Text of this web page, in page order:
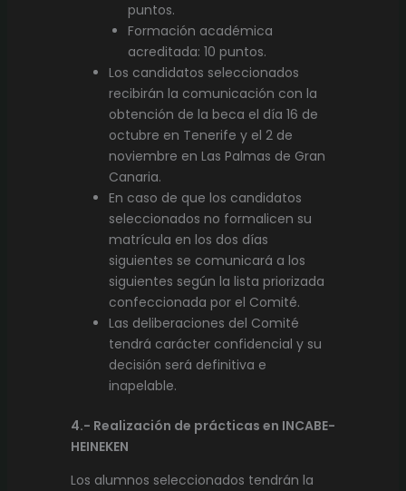
puntos.
Formación académica
acreditada: 10 puntos.
Los candidatos seleccionados
recibirán la comunicación con la
obtención de la beca el día 16 de
octubre en Tenerife y el 2 de
noviembre en Las Palmas de Gran
Canaria.
En caso de que los candidatos
seleccionados no formalicen su
matrícula en los dos días
siguientes se comunicará a los
siguientes según la lista priorizada
confeccionada por el Comité.
Las deliberaciones del Comité
tendrá carácter confidencial y su
decisión será definitiva e
inapelable.
4.- Realización de prácticas en INCABE-
HEINEKEN
Los alumnos seleccionados tendrán la